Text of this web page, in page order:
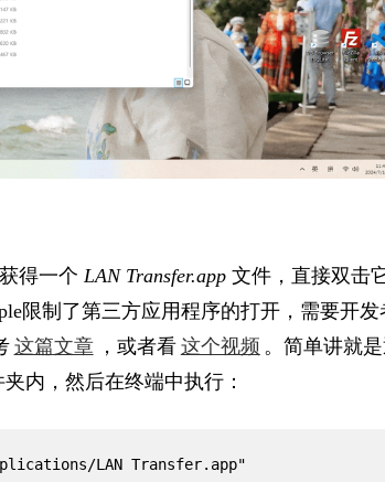
得一个 LAN Transfer.app 文件，直接双击
限制了第三方应用程序的打开， 需要开发
这篇文章 ，或者看 这个视频 。简单讲就
内，然后在终端中执行：
LAN Transfer.app"